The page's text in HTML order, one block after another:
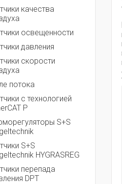
качества
освещенности
давления
скорости
потока
с технологией
P
S+S
S+S
HYGRASREG
перепада
DPT